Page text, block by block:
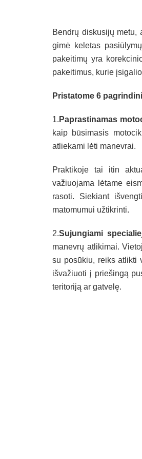
Bendrų diskusijų metu,
gimė keletas
pakeitimų yra
pakeitimus, kurie
Pristatome 6
1. Paprastinamas
kaip būsimasis
atliekami lėti manevrai.
Praktikoje tai itin
važiuojama lėtame
rasoti. Siekiant
matomumui užtikrinti.
2.Sujungiami
manevrų atlikimai.
su posūkiu, reiks atlikti
išvažiuoti į priešingą
teritoriją ar gatvelę.